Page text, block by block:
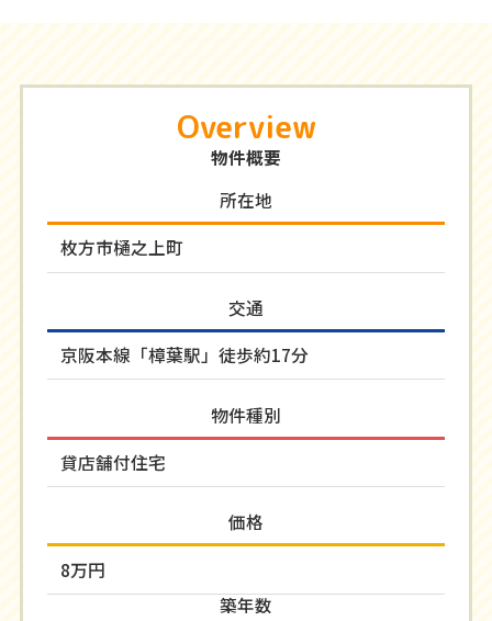
Overview
物件概要
所在地
枚方市樋之上町
交通
京阪本線「樟葉駅」徒歩約17分
物件種別
貸店舗付住宅
価格
8万円
築年数